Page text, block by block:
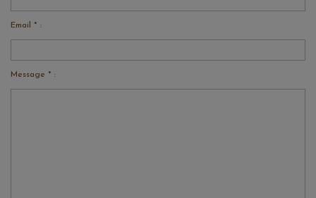
Email * :
Message * :